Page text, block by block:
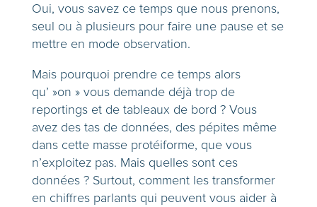
Oui, vous savez ce temps que nous prenons,
seul ou à plusieurs pour faire une pause et se
mettre en mode observation.
Mais pourquoi prendre ce temps alors
qu’ »on » vous demande déjà trop de
reportings et de tableaux de bord ? Vous
avez des tas de données, des pépites même
dans cette masse protéiforme, que vous
n’exploitez pas. Mais quelles sont ces
données ? Surtout, comment les transformer
en chiffres parlants qui peuvent vous aider à